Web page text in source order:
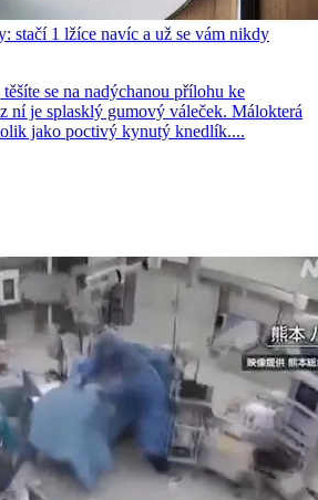
stačí 1 lžíce navíc a už se vám nikdy
se na nadýchanou přílohu ke
ní je splasklý gumový váleček. Málokterá
jako poctivý kynutý knedlík....